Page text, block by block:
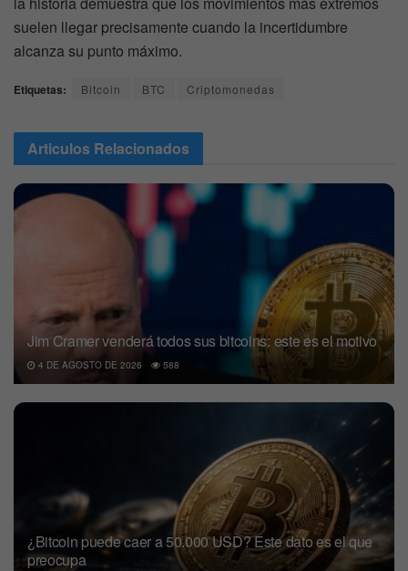
suelen llegar precisamente cuando la incertidumbre
alcanza su punto máximo.
Etiquetas: Bitcoin BTC Criptomonedas
Articulos Relacionados
Jim Cramer venderá todos sus bitcoins: este es el motivo
4 DE AGOSTO DE 2026 588
¿Bitcoin puede caer a 50.000 USD? Este dato es el que
preocupa